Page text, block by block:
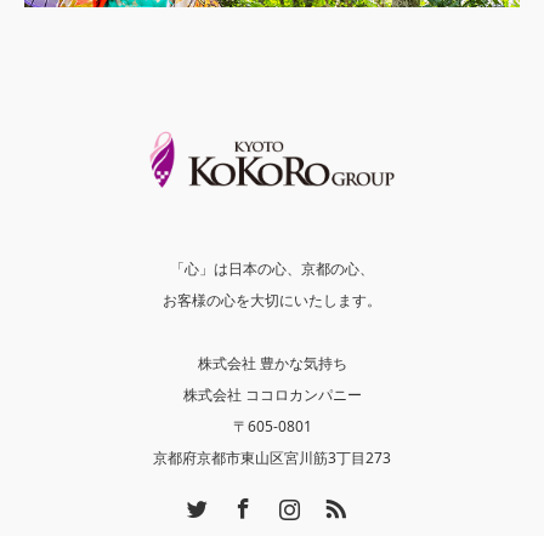
「心」は日本の心、京都の心、
お客様の心を大切にいたします。
株式会社 豊かな気持ち
株式会社 ココロカンパニー
〒605-0801
京都府京都市東山区宮川筋3丁目273